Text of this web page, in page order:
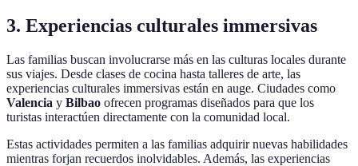
3. Experiencias culturales immersivas
Las familias buscan involucrarse más en las culturas locales durante
sus viajes. Desde clases de cocina hasta talleres de arte, las
experiencias culturales immersivas están en auge. Ciudades como
Valencia y Bilbao ofrecen programas diseñados para que los
turistas interactúen directamente con la comunidad local.
Estas actividades permiten a las familias adquirir nuevas habilidades
mientras forjan recuerdos inolvidables. Además, las experiencias